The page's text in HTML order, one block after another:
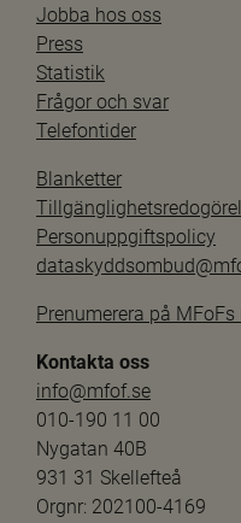
Jobba hos oss
Press
Statistik
Frågor och svar
Telefontider
Blanketter
Personuppgiftspolicy
Prenumerera på
Kontakta oss
info@mfof.se
010-190 11 00
Nygatan 40B
931 31 Skellefteå
Orgnr: 202100-4169